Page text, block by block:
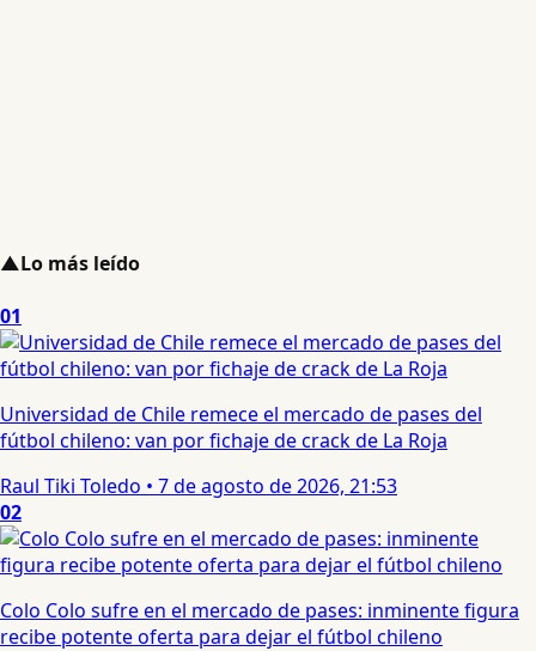
▲Lo más leído
01
Universidad de Chile remece el mercado de pases del
fútbol chileno: van por fichaje de crack de La Roja
Raul Tiki Toledo • 7 de agosto de 2026, 21:53
02
Colo Colo sufre en el mercado de pases: inminente figura
recibe potente oferta para dejar el fútbol chileno